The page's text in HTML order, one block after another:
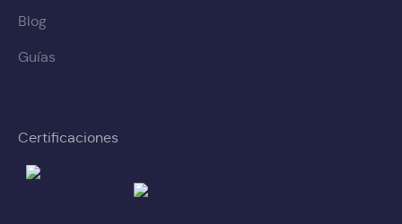
Blog
Guías
Certificaciones